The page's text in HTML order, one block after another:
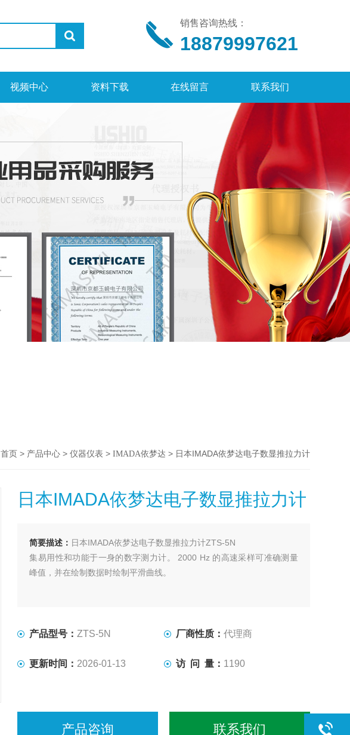
销售咨询热线：
18879997621
视频中心 资料下载 在线留言 联系我们
首页> 产品中心> 仪器仪表 > IMADA依梦达 > 日本IMADA依梦达电子数显推拉力计
日本IMADA依梦达电子数显推拉力计
简要描述： 日本IMADA依梦达电子数显推拉力计ZTS-5N
集易用性和功能于一身的数字测力计。 2000 Hz 的高速采样可准确测量
峰值，并在绘制数据时绘制平滑曲线。
产品型号：ZTS-5N 厂商性质： 代理商
更新时间： 2026-01-13 访 问 量： 1190
产品咨询 联系我们